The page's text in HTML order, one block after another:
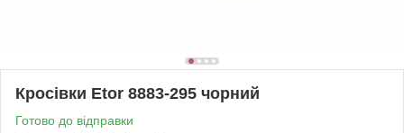
Кросівки Etor 8883-295 чорний
Готово до відправки